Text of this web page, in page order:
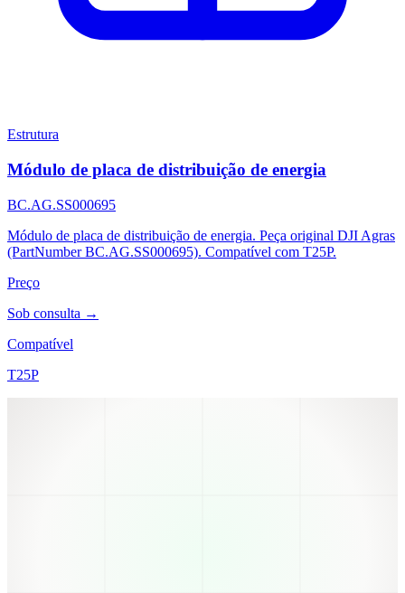
Estrutura
Módulo de placa de distribuição de energia
BC.AG.SS000695
Módulo de placa de distribuição de energia. Peça original DJI Agras
(PartNumber BC.AG.SS000695). Compatível com T25P.
Preço
Sob consulta →
Compatível
T25P